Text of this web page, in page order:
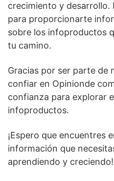
crecimiento y desarrollo.
para proporcionarte
sobre los infoproductos
tu camino.
Gracias por ser parte de
confiar en Opinionde
confianza para explorar
infoproductos.
¡Espero que encuentres
información que
aprendiendo y creciendo!